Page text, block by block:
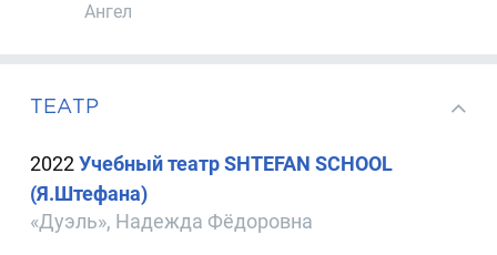
Ангел
ТЕАТР
2022Учебный театр SHTEFAN SCHOOL
(Я.Штефана)
«Дуэль», Надежда Фёдоровна